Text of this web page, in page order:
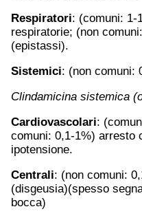
Respiratori: (comuni: 1-
respiratorie; (non
(epistassi).
Sistemici: (non comuni:
Clindamicina sistemica
Cardiovascolari:
comuni: 0,1-1%) arresto
ipotensione.
Centrali: (non comuni:
(disgeusia)(spesso
bocca)